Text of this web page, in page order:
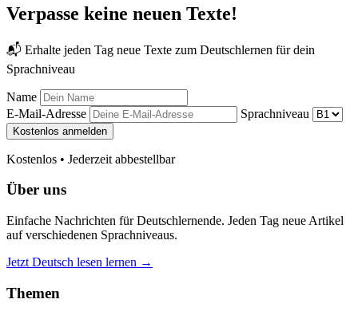
Verpasse keine neuen Texte!
📬 Erhalte jeden Tag neue Texte zum Deutschlernen für dein
Sprachniveau
Name
E-Mail-Adresse
Sprachniveau
Kostenlos anmelden
Kostenlos • Jederzeit abbestellbar
Über uns
Einfache Nachrichten für Deutschlernende. Jeden Tag neue Artikel
auf verschiedenen Sprachniveaus.
Jetzt Deutsch lesen lernen →
Themen